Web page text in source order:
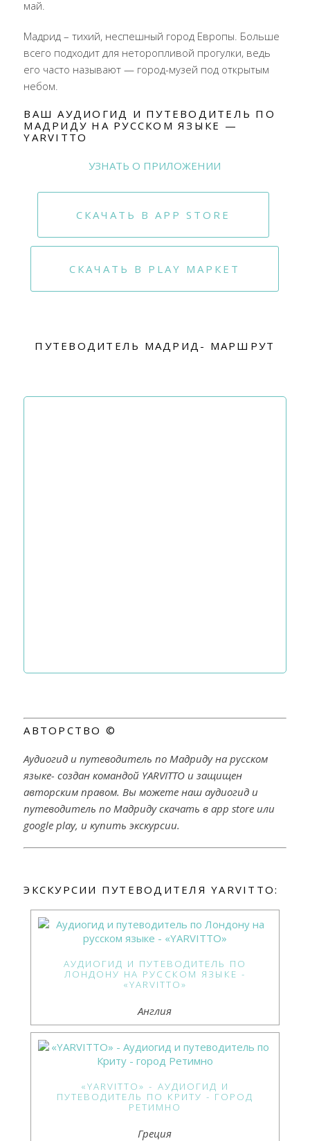
май.
Мадрид – тихий, неспешный город Европы. Больше
всего подходит для неторопливой прогулки, ведь
его часто называют — город-музей под открытым
небом.
ВАШ АУДИОГИД И ПУТЕВОДИТЕЛЬ ПО
МАДРИДУ НА РУССКОМ ЯЗЫКЕ —
YARVITTO
УЗНАТЬ О ПРИЛОЖЕНИИ
СКАЧАТЬ В APP STORE
СКАЧАТЬ В PLAY МАРКЕТ
ПУТЕВОДИТЕЛЬ МАДРИД- МАРШРУТ
АВТОРСТВО ©
Аудиогид и путеводитель по Мадриду на русском
языке- создан командой YARVITTO и защищен
авторским правом. Вы можете наш аудиогид и
путеводитель по Мадриду скачать в app store или
google play, и купить экскурсии.
ЭКСКУРСИИ ПУТЕВОДИТЕЛЯ YARVITTO:
АУДИОГИД И ПУТЕВОДИТЕЛЬ ПО
ЛОНДОНУ НА РУССКОМ ЯЗЫКЕ -
«YARVITTO»
Англия
«YARVITTO» - АУДИОГИД И
ПУТЕВОДИТЕЛЬ ПО КРИТУ - ГОРОД
РЕТИМНО
Греция